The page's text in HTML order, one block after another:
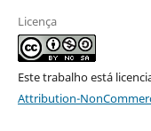
Licença
Este trabalho está
Attribution-